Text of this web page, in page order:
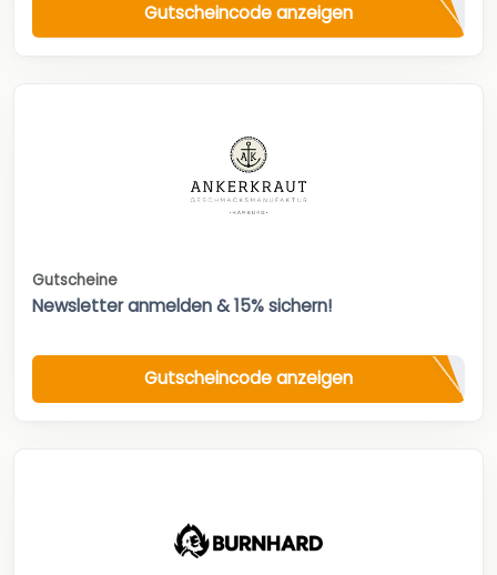
Gutscheincode anzeigen
Gutscheine
Newsletter anmelden & 15% sichern!
Gutscheincode anzeigen